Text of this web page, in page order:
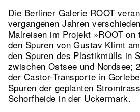
Die Berliner Galerie ROOT
vergangenen Jahren
Malreisen im Projekt »ROOT on
den Spuren von Gustav Klimt
den Spuren des Plastikmülls in
zwischen Ostsee und Nordsee;
der Castor-Transporte in
Spuren der geplanten
Schorfheide in der Uckermark.